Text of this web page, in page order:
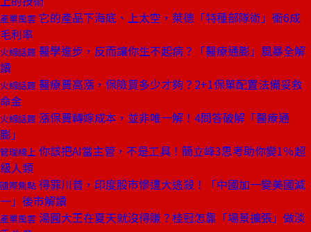
產業風雲 它的產品下海底、上太空，萊德「特種部隊術」衝6成
毛利率
火線話題 醫學進步，反而讓你生不起病？「醫療通膨」風暴全解
讀
火線話題 醫療費高漲，保險買多少才夠？2+1保單配置法備妥救
命金
火線話題 漲保費轉嫁成本，並非唯一解！4問答破解「醫療通
膨」
管理線上 你該把AI當主管，不是工具！簡立峰3思考助你變1％超
級人類
國際焦點 得罪川普，印度股市慘遭大逃殺！「中國加一變美國減
一」後市解讀
產業風雲 湯圓大王在夏天就沒得賺？桂冠怎靠「場景擴張」做淡